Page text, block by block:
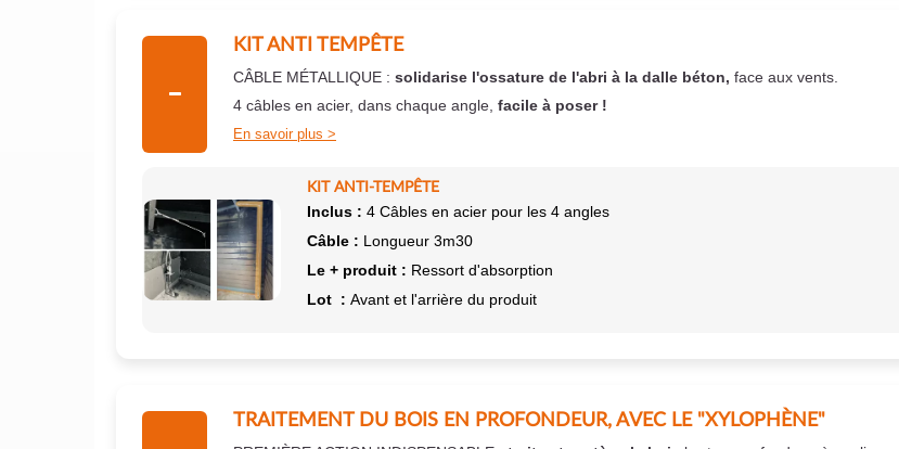
KIT ANTI TEMPÊTE
CÂBLE MÉTALLIQUE : solidarise l'ossature de l'abri à la dalle béton, face aux vents.
4 câbles en acier, dans chaque angle, facile à poser !
En savoir plus
KIT ANTI-TEMPÊTE
Inclus : 4 Câbles en acier pour les 4 angles
Câble : Longueur 3m30
Le + produit : Ressort d'absorption
Lot : Avant et l'arrière du produit
TRAITEMENT DU BOIS EN PROFONDEUR, AVEC LE "XYLOPHÈNE"